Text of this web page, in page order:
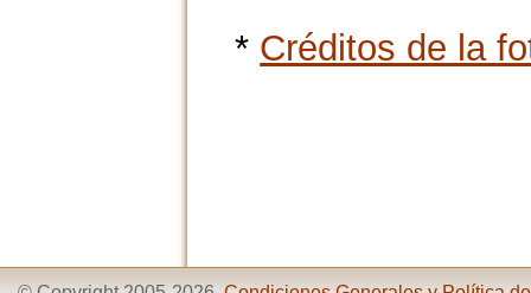
* Créditos de la